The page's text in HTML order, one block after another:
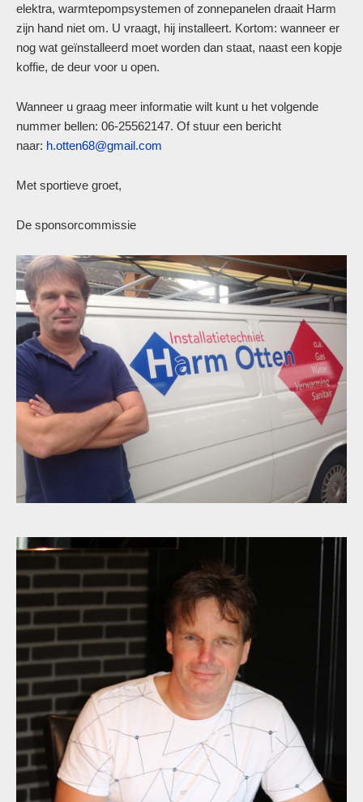
elektra, warmtepompsystemen of zonnepanelen draait Harm
zijn hand niet om. U vraagt, hij installeert. Kortom: wanneer er
nog wat geïnstalleerd moet worden dan staat, naast een kopje
koffie, de deur voor u open.
Wanneer u graag meer informatie wilt kunt u het volgende
nummer bellen: 06-25562147. Of stuur een bericht
naar: h.otten68@gmail.com
Met sportieve groet,
De sponsorcommissie